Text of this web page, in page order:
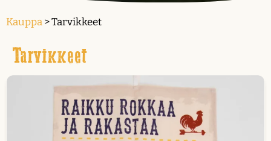
Kauppa> Tarvikkeet
Tarvikkeet